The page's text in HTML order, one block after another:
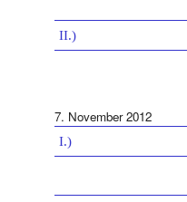
II.)
7. November 2012
I.)